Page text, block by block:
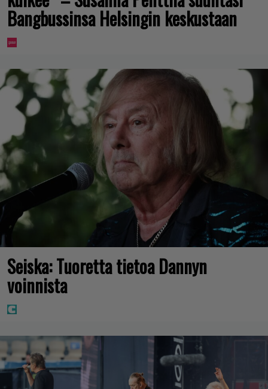
Bangbussinsa Helsingin keskustaan
Seiska: Tuoretta tietoa Dannyn
voinnista